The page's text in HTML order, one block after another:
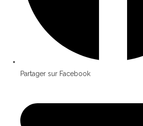
Partager sur Facebook